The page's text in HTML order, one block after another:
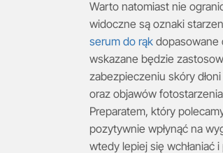
Warto natomiast nie
widoczne są oznaki
serum do rąk dopasowane
wskazane będzie
zabezpieczeniu skóry
oraz objawów
Preparatem, który
pozytywnie wpłynąć na
wtedy lepiej się wchłaniać